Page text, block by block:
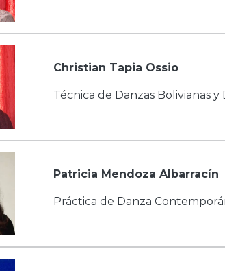
Christian Tapia Ossio
Técnica de Danzas Bolivianas
Patricia Mendoza Albarracín
Práctica de Danza